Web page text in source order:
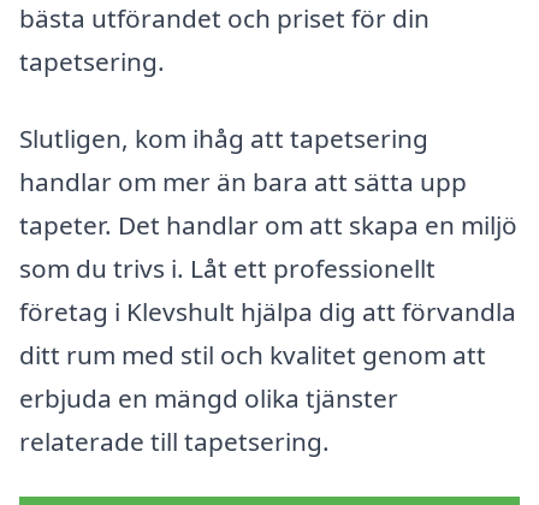
bästa utförandet och priset för din
tapetsering.
Slutligen, kom ihåg att tapetsering
handlar om mer än bara att sätta upp
tapeter. Det handlar om att skapa en miljö
som du trivs i. Låt ett professionellt
företag i Klevshult hjälpa dig att förvandla
ditt rum med stil och kvalitet genom att
erbjuda en mängd olika tjänster
relaterade till tapetsering.